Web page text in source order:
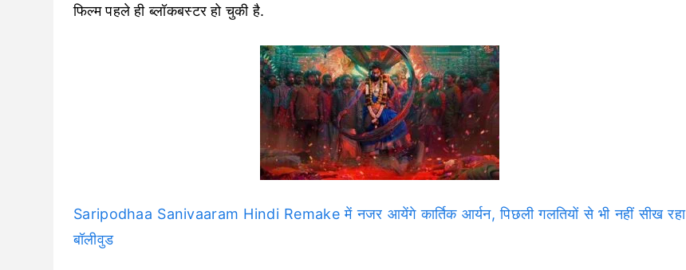
फिल्म पहले ही ब्लॉकबस्टर हो चुकी है.
Saripodhaa Sanivaaram Hindi Remake में नजर आयेंगे कार्तिक आर्यन, पिछली गलतियों से भी नहीं सीख रहा
बॉलीवुड